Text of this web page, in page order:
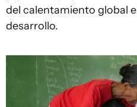
del calentamiento global
desarrollo.